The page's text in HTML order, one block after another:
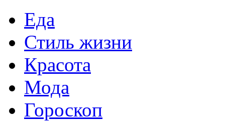
Еда
Стиль жизни
Красота
Мода
Гороскоп